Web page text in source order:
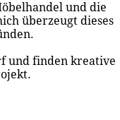
und die
überzeugt dieses
und finden kreative